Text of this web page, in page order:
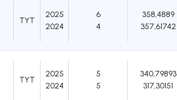
TYT
2025
2024
6
4
358,4889
357,61742
TYT
2025
2024
5
5
340,79893
317,30151